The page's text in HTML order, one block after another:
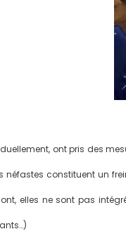
ont pris des
constituent un
elles ne sont pas